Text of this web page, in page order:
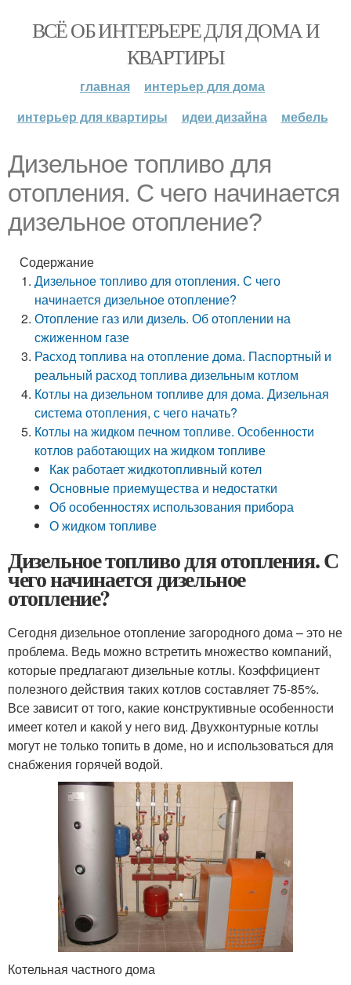
ВСЁ ОБ ИНТЕРЬЕРЕ ДЛЯ ДОМА И
КВАРТИРЫ
главная
интерьер для дома
интерьер для квартиры
идеи дизайна мебель
Дизельное топливо для
отопления. С чего начинается
дизельное отопление?
Содержание
Дизельное топливо для отопления. С чего
начинается дизельное отопление?
Отопление газ или дизель. Об отоплении на
сжиженном газе
Расход топлива на отопление дома. Паспортный и
реальный расход топлива дизельным котлом
Котлы на дизельном топливе для дома. Дизельная
система отопления, с чего начать?
Котлы на жидком печном топливе. Особенности
котлов работающих на жидком топливе
Как работает жидкотопливный котел
Основные приемущества и недостатки
Об особенностях использования прибора
О жидком топливе
Дизельное топливо для отопления. С
чего начинается дизельное
отопление?
Сегодня дизельное отопление загородного дома – это не
проблема. Ведь можно встретить множество компаний,
которые предлагают дизельные котлы. Коэффициент
полезного действия таких котлов составляет 75-85%.
Все зависит от того, какие конструктивные особенности
имеет котел и какой у него вид. Двухконтурные котлы
могут не только топить в доме, но и использоваться для
снабжения горячей водой.
Котельная частного дома